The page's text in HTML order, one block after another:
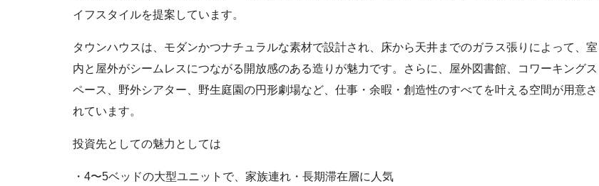
イフスタイルを提案しています。
タウンハウスは、モダンかつナチュラルな素材で設計され、床から天井までのガラス張りによって、室
内と屋外がシームレスにつながる開放感のある造りが魅力です。さらに、屋外図書館、コワーキングス
ペース、野外シアター、野生庭園の円形劇場など、仕事・余暇・創造性のすべてを叶える空間が用意さ
れています。
投資先としての魅力としては
・4〜5ベッドの大型ユニットで、家族連れ・長期滞在層に人気